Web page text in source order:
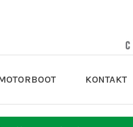
KONTAKT